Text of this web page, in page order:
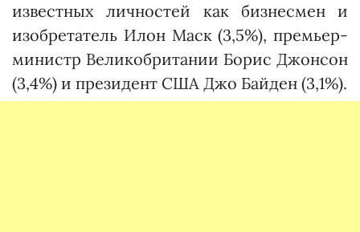
известных личностей как бизнесмен и
изобретатель Илон Маск (3,5%), премьер-
министр Великобритании Борис Джонсон
(3,4%) и президент США Джо Байден (3,1%).